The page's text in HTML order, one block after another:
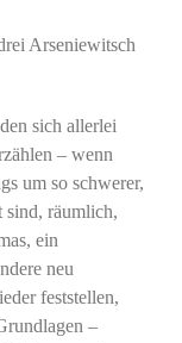
Arseniewitsch
sich allerlei
– wenn
um so schwerer,
sind, räumlich,
ein
neu
feststellen,
–